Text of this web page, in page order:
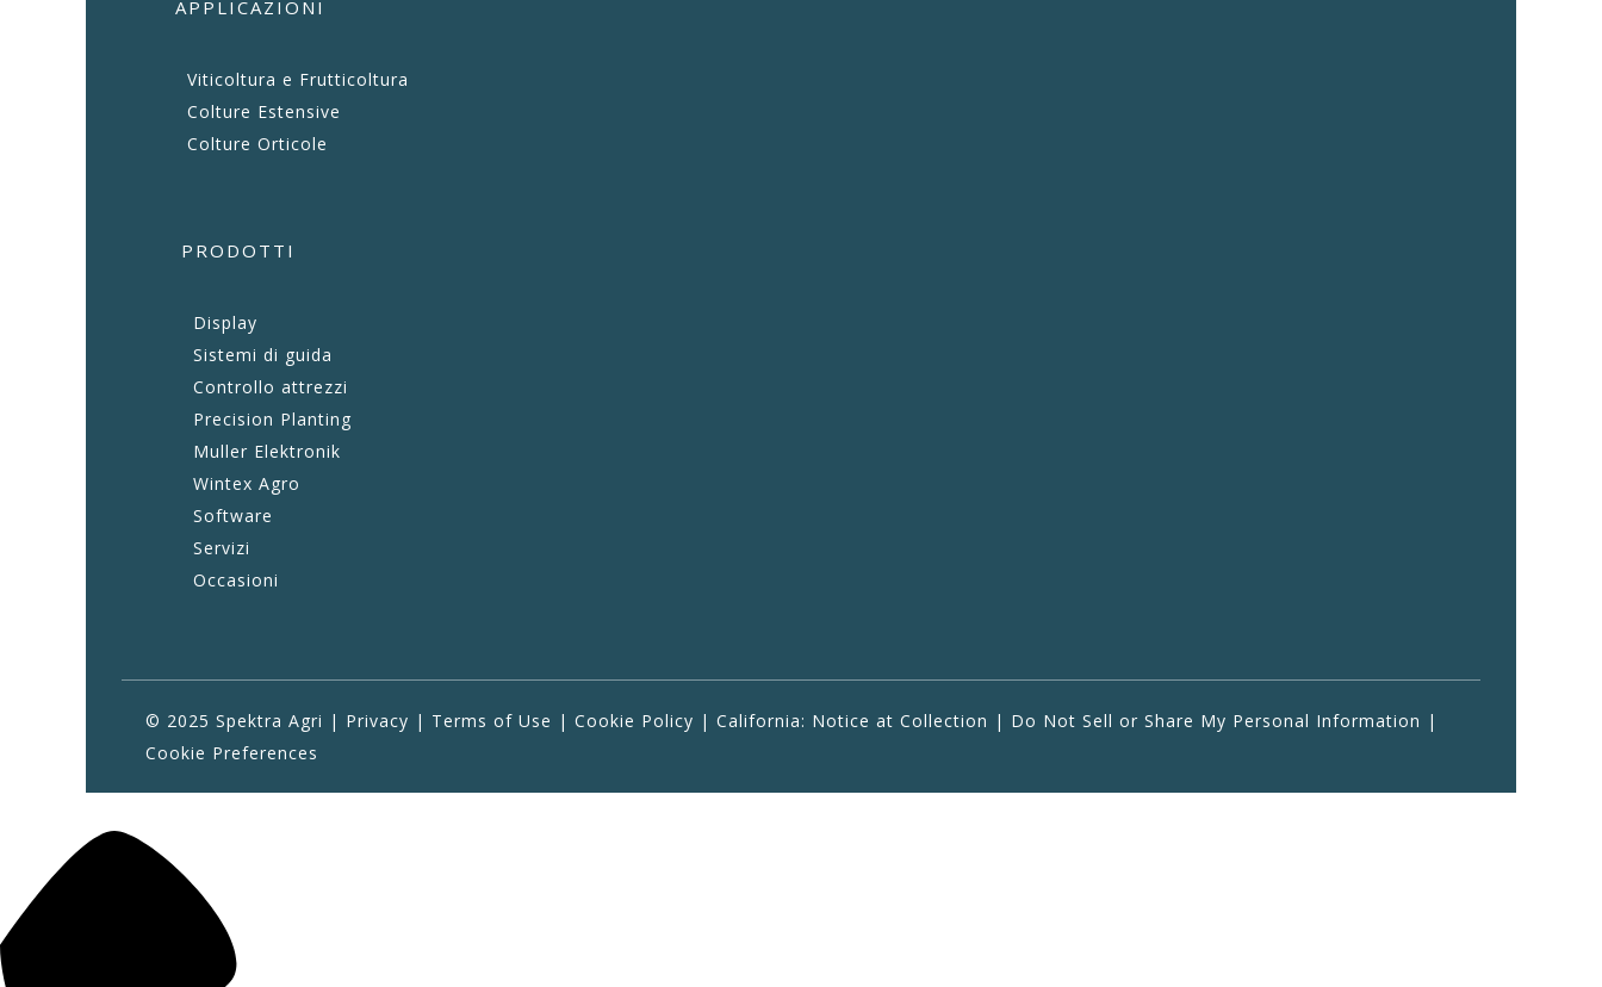
APPLICAZIONI
Viticoltura e Frutticoltura
Colture Estensive
Colture Orticole
PRODOTTI
Display
Sistemi di guida
Controllo attrezzi
Precision Planting
Muller Elektronik
Wintex Agro
Software
Servizi
Occasioni
© 2025 Spektra Agri | Privacy | Terms of Use | Cookie Policy | California: Notice at Collection | Do Not Sell or Share My Personal Information |
Cookie Preferences